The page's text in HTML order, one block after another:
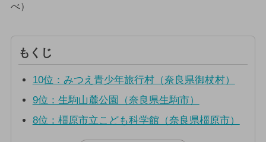
べ）
もくじ
10位：みつえ青少年旅行村（奈良県御杖村）
9位：生駒山麓公園（奈良県生駒市）
8位：橿原市立こども科学館（奈良県橿原市）